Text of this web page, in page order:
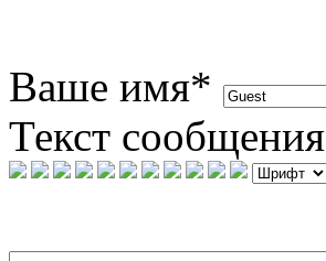
Ваше имя*
Текст сообщения